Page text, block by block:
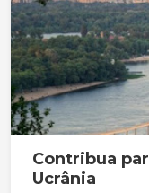
Contribua
Ucrânia